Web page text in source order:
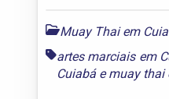
Muay Thai em
artes marciais em
Cuiabáemuay thai